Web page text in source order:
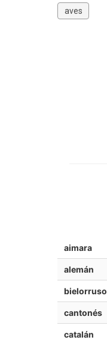
aves
aimara
alemán
bielorruso
cantonés
catalán